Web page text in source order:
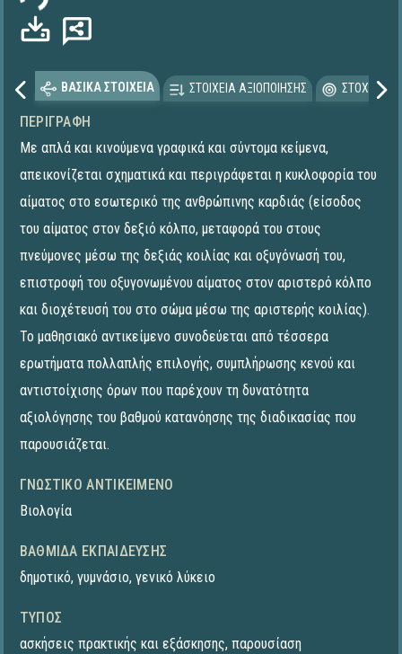
ΒΑΣΙΚΑ ΣΤΟΙΧΕΙΑ ΣΤΟΙΧΕΙΑ ΑΞΙΟΠΟΙΗΣΗΣ
ΠΕΡΙΓΡΑΦΉ
Με απλά και κινούμενα γραφικά και σύντομα κείμενα,
απεικονίζεται σχηματικά και περιγράφεται η κυκλοφορία του
αίματος στο εσωτερικό της ανθρώπινης καρδιάς (είσοδος
του αίματος στον δεξιό κόλπο, μεταφορά του στους
πνεύμονες μέσω της δεξιάς κοιλίας και οξυγόνωσή του,
επιστροφή του οξυγονωμένου αίματος στον αριστερό κόλπο
και διοχέτευσή του στο σώμα μέσω της αριστερής κοιλίας).
Το μαθησιακό αντικείμενο συνοδεύεται από τέσσερα
ερωτήματα πολλαπλής επιλογής, συμπλήρωσης κενού και
αντιστοίχισης όρων που παρέχουν τη δυνατότητα
αξιολόγησης του βαθμού κατανόησης της διαδικασίας που
παρουσιάζεται.
ΓΝΩΣΤΙΚΌ ΑΝΤΙΚΕΊΜΕΝΟ
Βιολογία
ΒΑΘΜΊΔΑ ΕΚΠΑΊΔΕΥΣΗΣ
δημοτικό, γυμνάσιο, γενικό λύκειο
ΤΎΠΟΣ
ασκήσεις πρακτικής και εξάσκησης, παρουσίαση